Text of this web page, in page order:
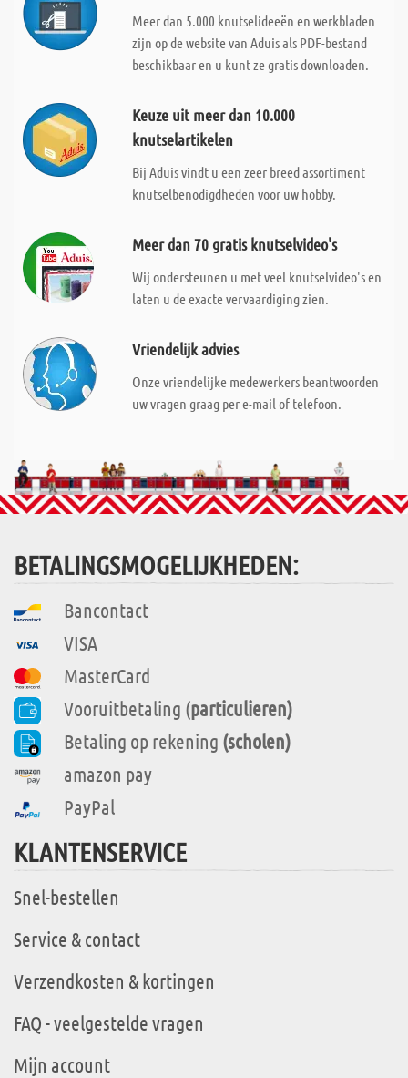
Meer dan 5.000 knutselideeën en werkbladen
zijn op de website van Aduis als PDF-bestand
beschikbaar en u kunt ze gratis downloaden.
Keuze uit meer dan 10.000
knutselartikelen
Bij Aduis vindt u een zeer breed assortiment
knutselbenodigdheden voor uw hobby.
Meer dan 70 gratis knutselvideo's
Wij ondersteunen u met veel knutselvideo's en
laten u de exacte vervaardiging zien.
Vriendelijk advies
Onze vriendelijke medewerkers beantwoorden
uw vragen graag per e-mail of telefoon.
BETALINGSMOGELIJKHEDEN:
Bancontact
VISA
MasterCard
Vooruitbetaling (particulieren)
Betaling op rekening (scholen)
amazon pay
PayPal
KLANTENSERVICE
Snel-bestellen
Service & contact
Verzendkosten & kortingen
FAQ - veelgestelde vragen
Mijn account